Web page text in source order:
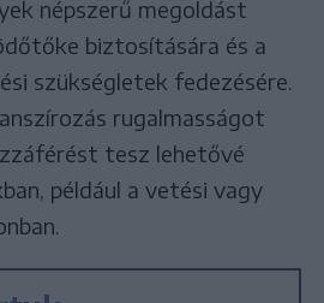
népszerű megoldást
biztosítására és a
szükségletek fedezésére.
rugalmasságot
tesz lehetővé
például a vetési vagy